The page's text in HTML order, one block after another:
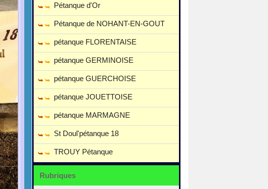
Pétanque d'Or
Pétanque de NOHANT-EN-GOUT
pétanque FLORENTAISE
pétanque GERMINOISE
pétanque GUERCHOISE
pétanque JOUETTOISE
pétanque MARMAGNE
St Doul'pétanque 18
TROUY Pétanque
Rubriques